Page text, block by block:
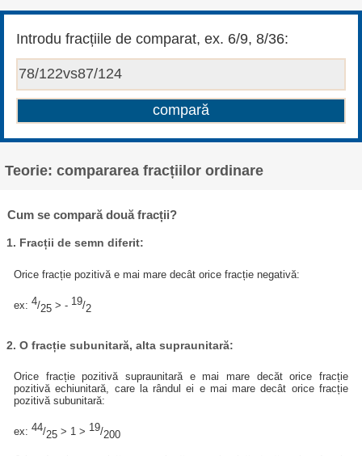
Introdu fracțiile de comparat, ex. 6/9, 8/36:
Teorie: compararea fracțiilor ordinare
Cum se compară două fracții?
1. Fracții de semn diferit:
Orice fracție pozitivă e mai mare decât orice fracție negativă:
ex:4/25 > - 19/2
2. O fracție subunitară, alta supraunitară:
Orice fracție pozitivă supraunitară e mai mare decăt orice fracție
pozitivă echiunitară, care la rândul ei e mai mare decât orice fracție
pozitivă subunitară:
ex:44/25 > 1 > 19/200